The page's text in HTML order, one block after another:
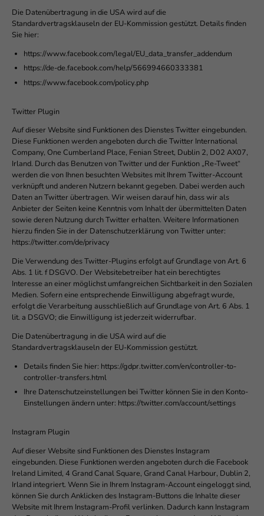
Die Datenübertragung in die USA wird auf die
Standardvertragsklauseln der EU-Kommission gestützt. Details finden
Sie hier:
https://www.facebook.com/legal/EU_data_transfer_addendum
https://de-de.facebook.com/help/566994660333381
https://www.facebook.com/policy.php
Twitter Plugin
Auf dieser Website sind Funktionen des Dienstes Twitter eingebunden.
Diese Funktionen werden angeboten durch die Twitter International
Company, One Cumberland Place, Fenian Street, Dublin 2, D02 AX07,
Irland. Durch das Benutzen von Twitter und der Funktion „Re-Tweet“
werden die von Ihnen besuchten Websites mit Ihrem Twitter-Account
verknüpft und anderen Nutzern bekannt gegeben. Dabei werden auch
Daten an Twitter übertragen. Wir weisen darauf hin, dass wir als
Anbieter der Seiten keine Kenntnis vom Inhalt der übermittelten Daten
sowie deren Nutzung durch Twitter erhalten. Weitere Informationen
hierzu finden Sie in der Datenschutzerklärung von Twitter unter:
https://twitter.com/de/privacy
Die Verwendung des Twitter-Plugins erfolgt auf Grundlage von Art. 6
Abs. 1 lit. f DSGVO. Der Websitebetreiber hat ein berechtigtes
Interesse an einer möglichst umfangreichen Sichtbarkeit in den Sozialen
Medien. Sofern eine entsprechende Einwilligung abgefragt wurde,
erfolgt die Verarbeitung ausschließlich auf Grundlage von Art. 6 Abs. 1
lit. a DSGVO; die Einwilligung ist jederzeit widerrufbar.
Die Datenübertragung in die USA wird auf die
Standardvertragsklauseln der EU-Kommission gestützt.
Details finden Sie hier: https://gdpr.twitter.com/en/controller-to-
controller-transfers.html
Ihre Datenschutzeinstellungen bei Twitter können Sie in den Konto-
Einstellungen ändern unter: https://twitter.com/account/settings
Instagram Plugin
Auf dieser Website sind Funktionen des Dienstes Instagram
eingebunden. Diese Funktionen werden angeboten durch die Facebook
Ireland Limited, 4 Grand Canal Square, Grand Canal Harbour, Dublin 2,
Irland integriert. Wenn Sie in Ihrem Instagram-Account eingeloggt sind,
können Sie durch Anklicken des Instagram-Buttons die Inhalte dieser
Website mit Ihrem Instagram-Profil verlinken. Dadurch kann Instagram